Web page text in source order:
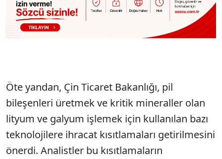
Öte yandan, Çin Ticaret Bakanlığı, pil
bileşenleri üretmek ve kritik mineraller olan
lityum ve galyum işlemek için kullanılan bazı
teknolojilere ihracat kısıtlamaları getirilmesini
önerdi. Analistler bu kısıtlamaların